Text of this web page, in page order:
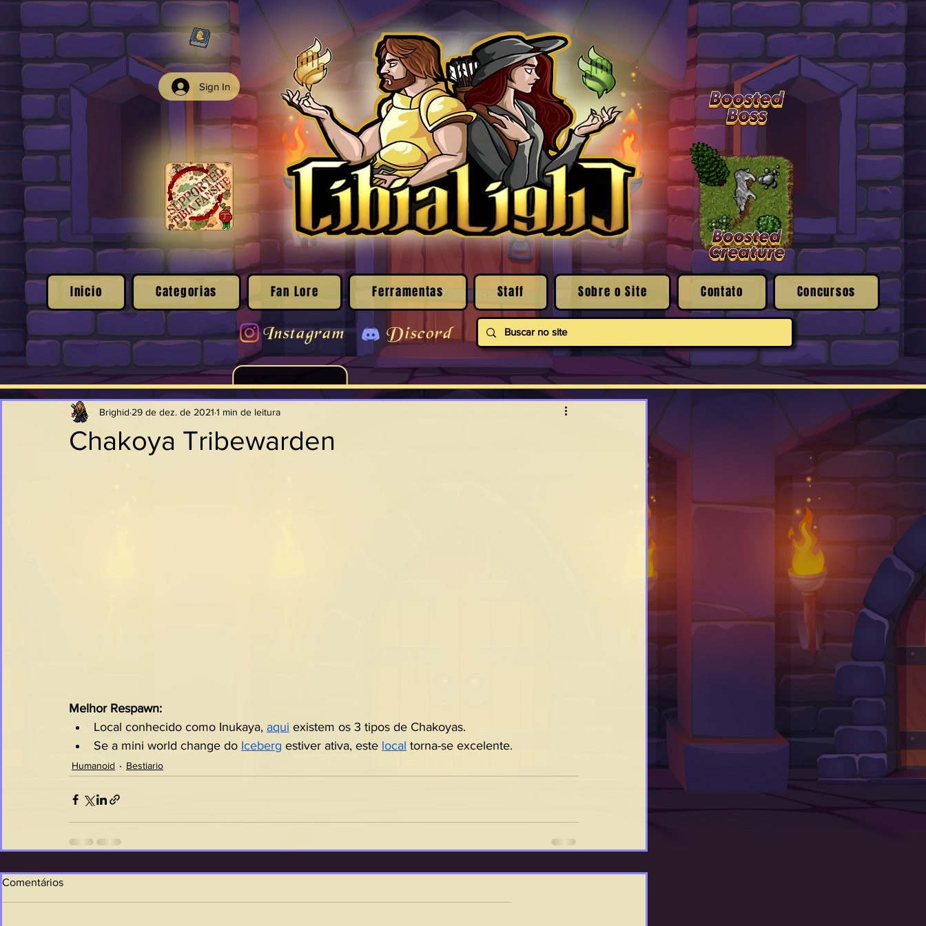
Sign In
Inicio Categorias Fan Lore Ferramentas Staff Sobre o Site Contato Concursos
Instagram Discord
Chakoya Tribewarden
Brighid 29 de dez. de 2021 1 min de leitura
Melhor Respawn:
Local conhecido como Inukaya, aqui existem os 3 tipos de Chakoyas.
Se a mini world change do Iceberg estiver ativa, este local torna-se excelente.
Humanoid Bestiario
Comentários